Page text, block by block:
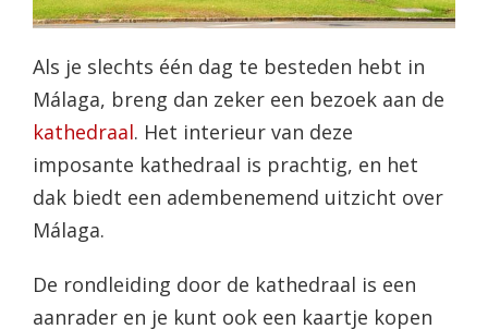
Als je slechts één dag te besteden hebt in
Málaga, breng dan zeker een bezoek aan de
kathedraal. Het interieur van deze
imposante kathedraal is prachtig, en het
dak biedt een adembenemend uitzicht over
Málaga.
De rondleiding door de kathedraal is een
aanrader en je kunt ook een kaartje kopen